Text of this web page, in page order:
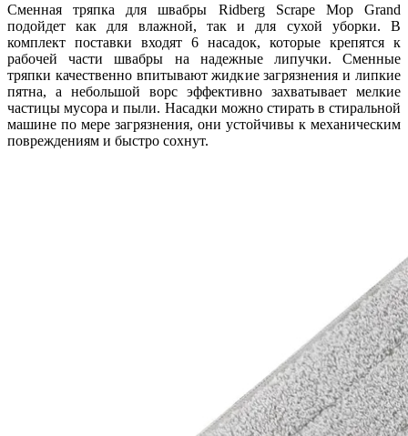
Сменная тряпка для швабры Ridberg Scrape Mop Grand
подойдет как для влажной, так и для сухой уборки. В
комплект поставки входят 6 насадок, которые крепятся к
рабочей части швабры на надежные липучки. Сменные
тряпки качественно впитывают жидкие загрязнения и липкие
пятна, а небольшой ворс эффективно захватывает мелкие
частицы мусора и пыли. Насадки можно стирать в стиральной
машине по мере загрязнения, они устойчивы к механическим
повреждениям и быстро сохнут.